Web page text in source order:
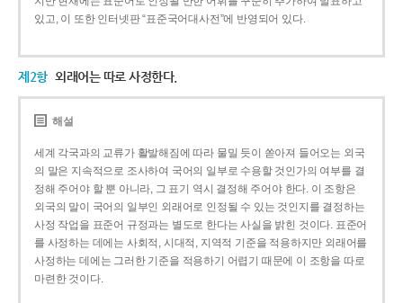
있고, 이 또한 인터넷판 “표준국어대사전”에 반영되어 있다.
제2항 외래어는 따로 사정한다.
해설
세계 각국과의 교류가 활발해짐에 따라 물밀 듯이 쏟아져 들어오는 외국
의 말은 지속적으로 조사하여 국어의 일부로 수용할 것인가의 여부를 결
정해 주어야 할 뿐 아니라, 그 표기 역시 결정해 주어야 한다. 이 조항은
외국의 말이 국어의 일부인 외래어로 인정될 수 있는 것인지를 결정하는
사정 작업을 표준어 규정과는 별도로 한다는 사실을 밝힌 것이다. 표준어
를 사정하는 데에는 사회적, 시대적, 지역적 기준을 적용하지만 외래어를
사정하는 데에는 그러한 기준을 적용하기 어렵기 때문에 이 조항을 따로
마련한 것이다.